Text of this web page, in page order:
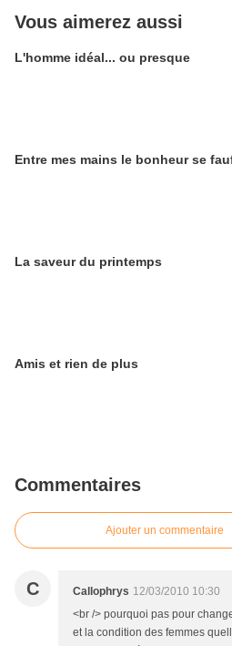
Vous aimerez aussi
L'homme idéal... ou presque
Entre mes mains le bonheur se
La saveur du printemps
Amis et rien de plus
Commentaires
Ajouter un commentaire
C Callophrys 12/03/2010 10:30
<br /> pourquoi pas pour
et la condition des femmes